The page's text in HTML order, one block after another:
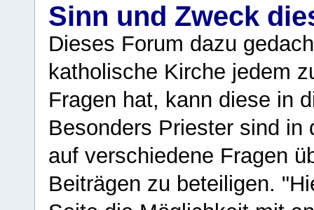
Sinn und Zweck
Dieses Forum dazu
katholische Kirche jedem
Fragen hat, kann diese in
Besonders Priester sind in
auf verschiedene Fragen
Beiträgen zu beteiligen.